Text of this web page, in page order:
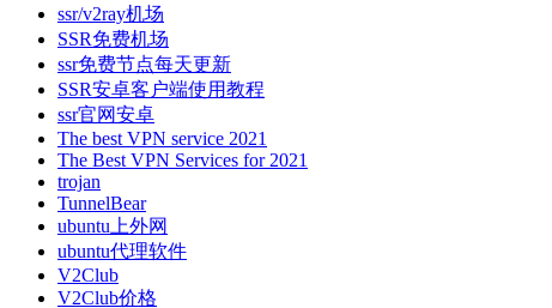
ssr/v2ray机场
SSR免费机场
ssr免费节点每天更新
SSR安卓客户端使用教程
ssr官网安卓
The best VPN service 2021
The Best VPN Services for 2021
trojan
TunnelBear
ubuntu上外网
ubuntu代理软件
V2Club
V2Club价格